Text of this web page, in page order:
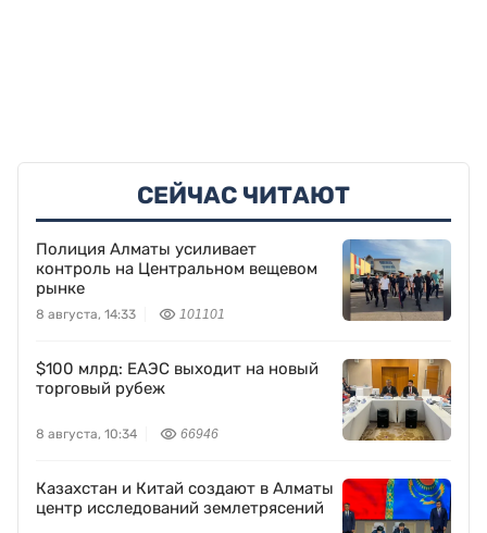
СЕЙЧАС ЧИТАЮТ
Полиция Алматы усиливает
контроль на Центральном вещевом
рынке
8 августа, 14:33 101101
$100 млрд: ЕАЭС выходит на новый
торговый рубеж
8 августа, 10:34 66946
Казахстан и Китай создают в Алматы
центр исследований землетрясений